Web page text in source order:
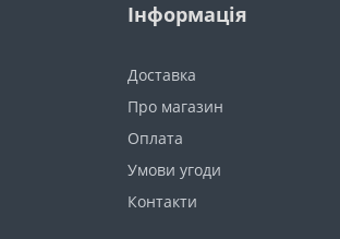
Інформація
Доставка
Про магазин
Оплата
Умови угоди
Контакти